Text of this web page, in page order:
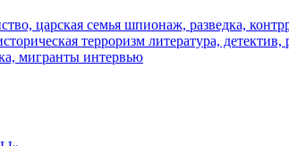
царская семья шпионаж, разведка,
терроризм литература, детектив,
мигранты интервью